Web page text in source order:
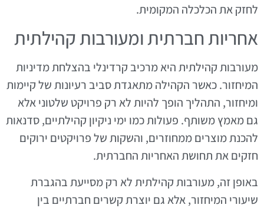
לחזק את הכלכלה המקומית.
אחריות חברתית ומעורבות קהילתית
מעורבות קהילתית היא מרכיב קרדינלי בהצלחת מדיניות
המיחזור. כאשר הקהילה מתאגדת סביב רעיונות של קיימות
ומיחזור, התהליך הופך להיות לא רק פרויקט שלטוני אלא
גם מאמץ משותף. פעולות כמו ימי ניקיון קהילתיים, סדנאות
להכנת מוצרים ממחוזרים, והשקות של פרויקטים ירוקים
חזקים את תחושת האחריות החברתית.
באופן זה, מעורבות קהילתית לא רק מסייעת בהגברת
שיעורי המיחזור, אלא גם יוצרת קשרים חברתיים בין